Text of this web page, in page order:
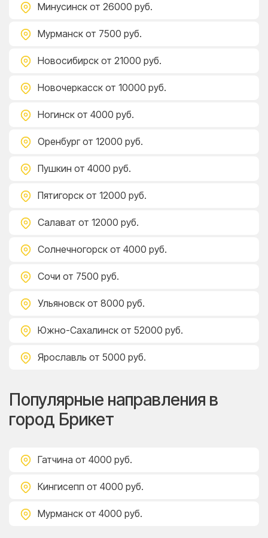
Минусинск от 26000 руб.
Мурманск от 7500 руб.
Новосибирск от 21000 руб.
Новочеркасск от 10000 руб.
Ногинск от 4000 руб.
Оренбург от 12000 руб.
Пушкин от 4000 руб.
Пятигорск от 12000 руб.
Салават от 12000 руб.
Солнечногорск от 4000 руб.
Сочи от 7500 руб.
Ульяновск от 8000 руб.
Южно-Сахалинск от 52000 руб.
Ярославль от 5000 руб.
Популярные направления в
город Брикет
Гатчина от 4000 руб.
Кингисепп от 4000 руб.
Мурманск от 4000 руб.